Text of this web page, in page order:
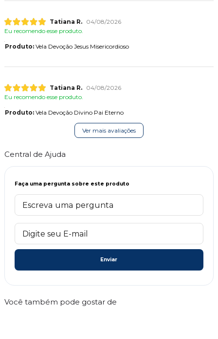
Tatiana R.
04/08/2026
Eu recomendo esse produto.
Produto:Vela Devoção Jesus Misericordioso
Tatiana R.
04/08/2026
Eu recomendo esse produto.
Produto:Vela Devoção Divino Pai Eterno
Ver mais avaliações
Central de Ajuda
Faça uma pergunta sobre este produto
Enviar
Você também pode gostar de